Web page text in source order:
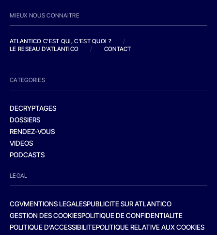
MIEUX NOUS CONNAITRE
ATLANTICO C'EST QUI, C'EST QUOI ?
/
LE RESEAU D'ATLANTICO
/ CONTACT
CATEGORIES
DECRYPTAGES
DOSSIERS
RENDEZ-VOUS
VIDEOS
PODCASTS
LEGAL
CGVMENTIONS LEGALESPUBLICITE SUR ATLANTICO
GESTION DES COOKIESPOLITIQUE DE CONFIDENTIALITE
POLITIQUE D’ACCESSIBILITEPOLITIQUE RELATIVE AUX COOKIES